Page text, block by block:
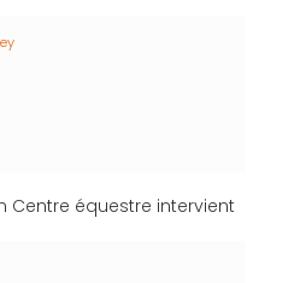
Centre équestre intervient